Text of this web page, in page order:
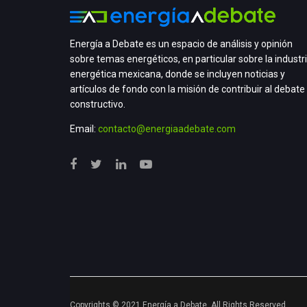
Energía a Debate es un espacio de análisis y opinión
sobre temas energéticos, en particular sobre la
energética mexicana, donde se incluyen noticias y
artículos de fondo con la misión de contribuir al debate
constructivo.
Email: contacto@energiaadebate.com
Copyrights © 2021 Energía a Debate. All Rights Reserved.